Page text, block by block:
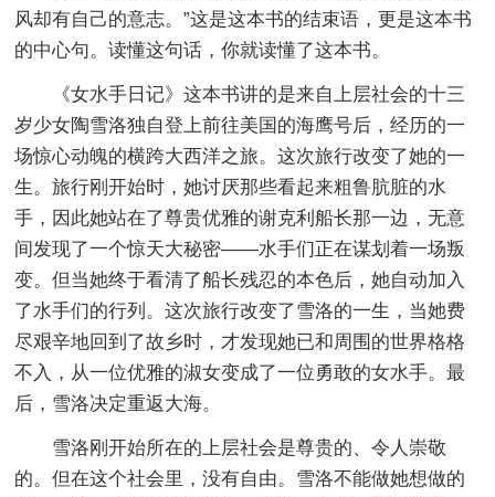
风却有自己的意志。”这是这本书的结束语，更是这本书
的中心句。读懂这句话，你就读懂了这本书。
《女水手日记》这本书讲的是来自上层社会的十三
岁少女陶雪洛独自登上前往美国的海鹰号后，经历的一
场惊心动魄的横跨大西洋之旅。这次旅行改变了她的一
生。旅行刚开始时，她讨厌那些看起来粗鲁肮脏的水
手，因此她站在了尊贵优雅的谢克利船长那一边，无意
间发现了一个惊天大秘密——水手们正在谋划着一场叛
变。但当她终于看清了船长残忍的本色后，她自动加入
了水手们的行列。这次旅行改变了雪洛的一生，当她费
尽艰辛地回到了故乡时，才发现她已和周围的世界格格
不入，从一位优雅的淑女变成了一位勇敢的女水手。最
后，雪洛决定重返大海。
雪洛刚开始所在的上层社会是尊贵的、令人崇敬
的。但在这个社会里，没有自由。雪洛不能做她想做的